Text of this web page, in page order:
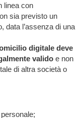
linea con
sia previsto un
data l’assenza di una
digitale deve
valido e non
di altra società o